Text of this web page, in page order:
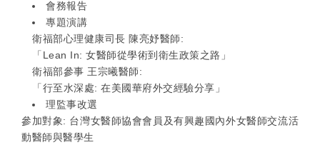
會務報告
專題演講
衛福部心理健康司長 陳亮妤醫師:
「Lean In: 女醫師從學術到衛生政策之路」
衛福部參事 王宗曦醫師:
「行至水深處: 在美國華府外交經驗分享」
理監事改選
參加對象: 台灣女醫師協會會員及有興趣國內外女醫師交流活
動醫師與醫學生